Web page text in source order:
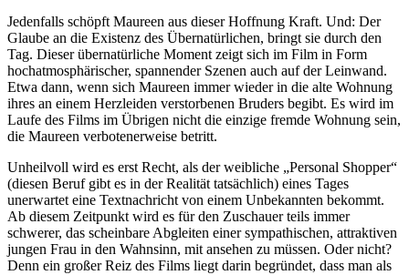
Jedenfalls schöpft Maureen aus dieser Hoffnung Kraft. Und: Der
Glaube an die Existenz des Übernatürlichen, bringt sie durch den
Tag. Dieser übernatürliche Moment zeigt sich im Film in Form
hochatmosphärischer, spannender Szenen auch auf der Leinwand.
Etwa dann, wenn sich Maureen immer wieder in die alte Wohnung
ihres an einem Herzleiden verstorbenen Bruders begibt. Es wird im
Laufe des Films im Übrigen nicht die einzige fremde Wohnung sein,
die Maureen verbotenerweise betritt.
Unheilvoll wird es erst Recht, als der weibliche „Personal Shopper“
(diesen Beruf gibt es in der Realität tatsächlich) eines Tages
unerwartet eine Textnachricht von einem Unbekannten bekommt.
Ab diesem Zeitpunkt wird es für den Zuschauer teils immer
schwerer, das scheinbare Abgleiten einer sympathischen, attraktiven
jungen Frau in den Wahnsinn, mit ansehen zu müssen. Oder nicht?
Denn ein großer Reiz des Films liegt darin begründet, dass man als